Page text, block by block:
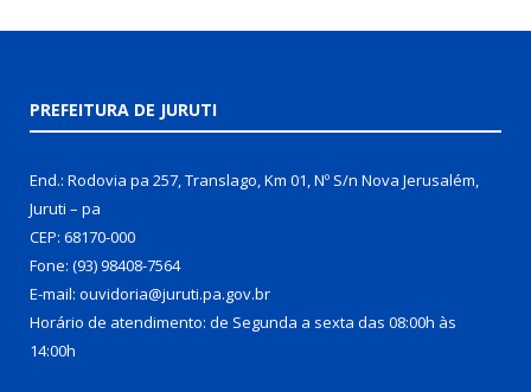
PREFEITURA DE JURUTI
End.: Rodovia pa 257, Translago, Km 01, Nº S/n Nova Jerusalém,
Juruti – pa
CEP: 68170-000
Fone: (93) 98408-7564
E-mail: ouvidoria@juruti.pa.gov.br
Horário de atendimento: de Segunda a sexta das 08:00h às
14:00h